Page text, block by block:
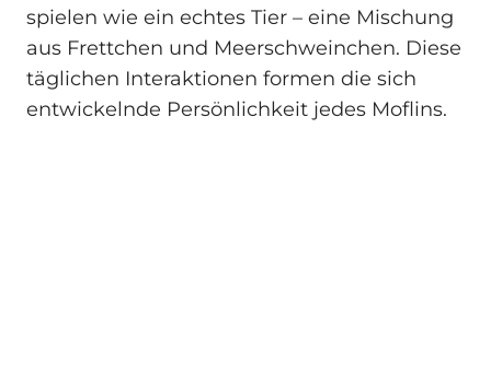
spielen wie ein echtes Tier – eine Mischung
aus Frettchen und Meerschweinchen. Diese
täglichen Interaktionen formen die sich
entwickelnde Persönlichkeit jedes Moflins.